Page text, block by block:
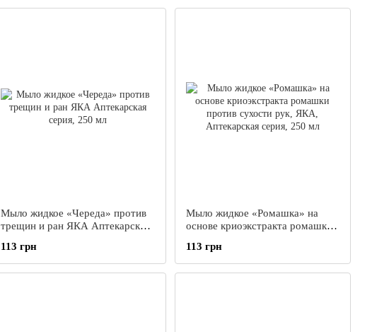
Мыло жидкое «Череда» против
трещин и ран ЯКА Аптекарская
113 грн
Мыло жидкое «Ромашка» на
основе криоэкстракта ромашки
Аптекарская серия, 250 мл
113 грн